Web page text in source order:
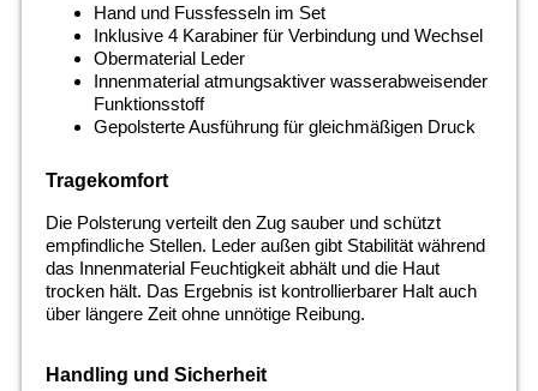
Hand und Fussfesseln im Set
Inklusive 4 Karabiner für Verbindung und Wechsel
Obermaterial Leder
Innenmaterial atmungsaktiver wasserabweisender
Funktionsstoff
Gepolsterte Ausführung für gleichmäßigen Druck
Tragekomfort
Die Polsterung verteilt den Zug sauber und schützt
empfindliche Stellen. Leder außen gibt Stabilität während
das Innenmaterial Feuchtigkeit abhält und die Haut
trocken hält. Das Ergebnis ist kontrollierbarer Halt auch
über längere Zeit ohne unnötige Reibung.
Handling und Sicherheit